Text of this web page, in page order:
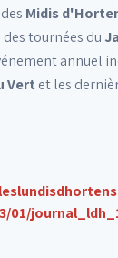
Midis
des tournées du
annuel
Vert et les
01/